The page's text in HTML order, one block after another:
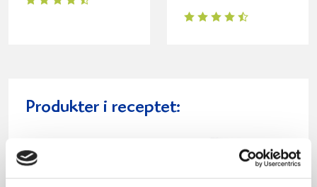
Produkter i receptet: